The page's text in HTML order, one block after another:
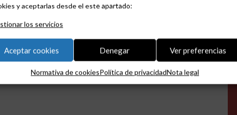
y aceptarlas desde el este apartado:
los servicios
Aceptar cookies Denegar Ver preferencias
Normativa de cookiesPolítica de privacidadNota legal